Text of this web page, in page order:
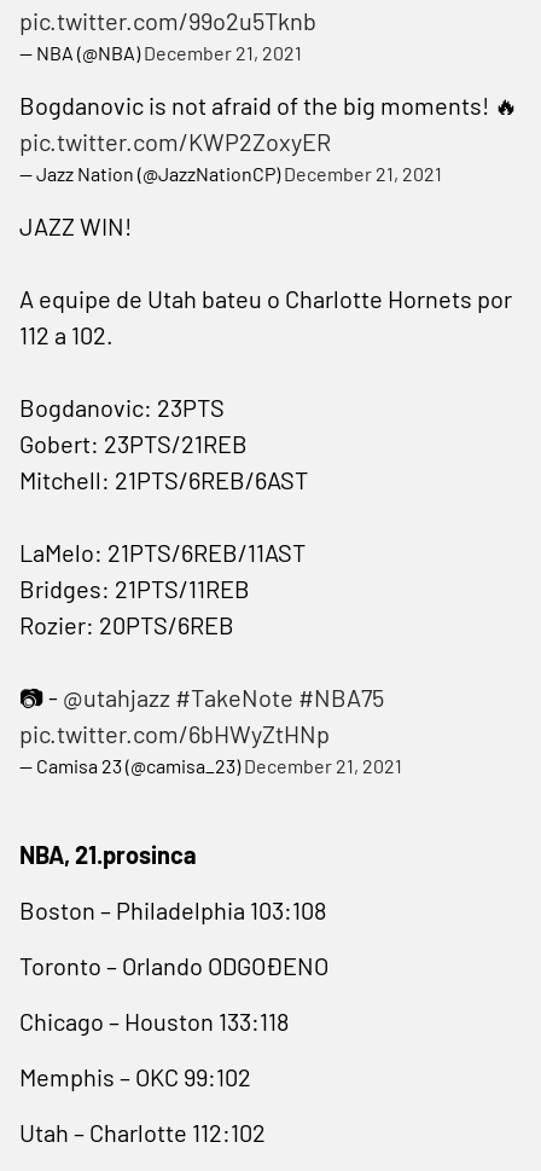
pic.twitter.com/99o2u5Tknb
— NBA (@NBA)December 21, 2021
Bogdanovic is not afraid of the big moments! 🔥
pic.twitter.com/KWP2ZoxyER
— Jazz Nation (@JazzNationCP)December 21, 2021
JAZZ WIN!
A equipe de Utah bateu o Charlotte Hornets por
112 a 102.
Bogdanovic: 23PTS
Gobert: 23PTS/21REB
Mitchell: 21PTS/6REB/6AST
LaMelo: 21PTS/6REB/11AST
Bridges: 21PTS/11REB
Rozier: 20PTS/6REB
📷 - @utahjazz #TakeNote #NBA75
pic.twitter.com/6bHWyZtHNp
— Camisa 23 (@camisa_23)December 21, 2021
NBA, 21.prosinca
Boston – Philadelphia 103:108
Toronto – Orlando ODGOĐENO
Chicago – Houston 133:118
Memphis – OKC 99:102
Utah – Charlotte 112:102